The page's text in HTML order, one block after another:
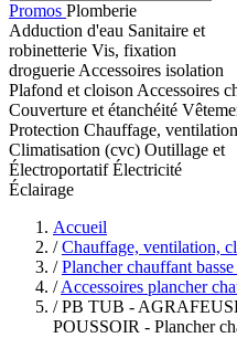
Promos Plomberie
Adduction d'eau Sanitaire et
robinetterie Vis, fixation
droguerie Accessoires isolation
Plafond et cloison Accessoires
Couverture et étanchéité
Protection Chauffage, ventilation
Climatisation (cvc) Outillage et
ÉlectroportatifÉlectricité
Éclairage
Accueil
/ Chauffage, ventilation,
/ Plancher chauffant
/ Accessoires plancher
/ PB TUB -
POUSSOIR - Plancher